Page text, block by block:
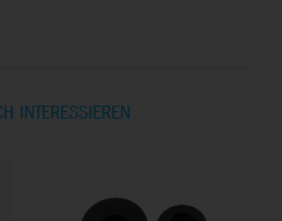
INTERESSIEREN